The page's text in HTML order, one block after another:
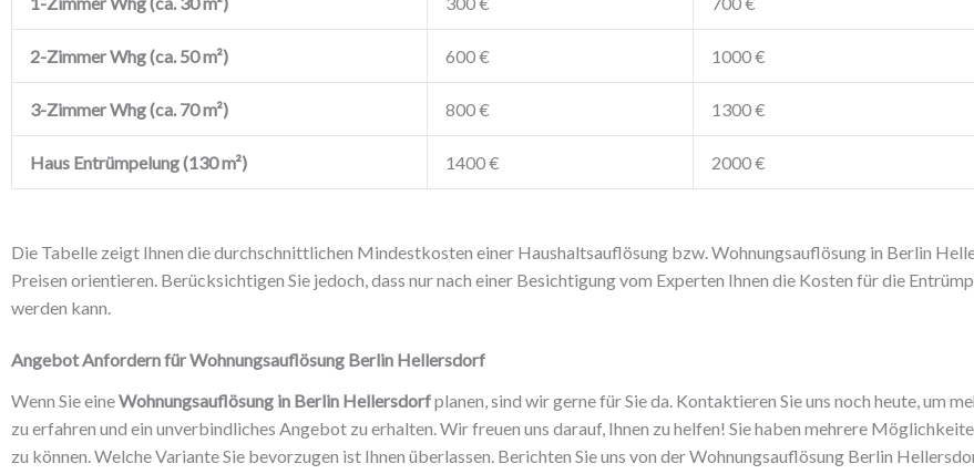
2-Zimmer Whg (ca. 50 m²) 600 € 1000 €
3-Zimmer Whg (ca. 70 m²) 800 € 1300 €
Haus Entrümpelung (130 m²) 1400 € 2000 €
Die Tabelle zeigt Ihnen die durchschnittlichen Mindestkosten einer Haushaltsauflösung bzw. Wohnungsauflösung in Berlin
Preisen orientieren. Berücksichtigen Sie jedoch, dass nur nach einer Besichtigung vom Experten Ihnen die Kosten für die
werden kann.
Angebot Anfordern für Wohnungsauflösung Berlin Hellersdorf
Wenn Sie eineWohnungsauflösung in Berlin Hellersdorfplanen, sind wir gerne für Sie da. Kontaktieren Sie uns noch heute, um
zu erfahren und ein unverbindliches Angebot zu erhalten. Wir freuen uns darauf, Ihnen zu helfen! Sie haben mehrere
zu können. Welche Variante Sie bevorzugen ist Ihnen überlassen. Berichten Sie uns von der Wohnungsauflösung Berlin